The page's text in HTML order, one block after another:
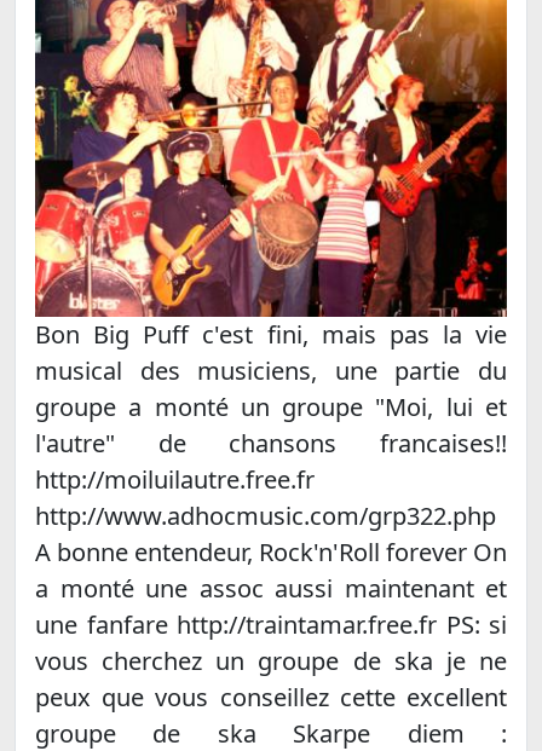
Bon Big Puff c'est fini, mais pas la vie
musical des musiciens, une partie du
groupe a monté un groupe "Moi, lui et
l'autre" de chansons francaises!!
http://moiluilautre.free.fr
http://www.adhocmusic.com/grp322.php
A bonne entendeur, Rock'n'Roll forever On
a monté une assoc aussi maintenant et
une fanfare http://traintamar.free.fr PS: si
vous cherchez un groupe de ska je ne
peux que vous conseillez cette excellent
groupe de ska Skarpe diem :